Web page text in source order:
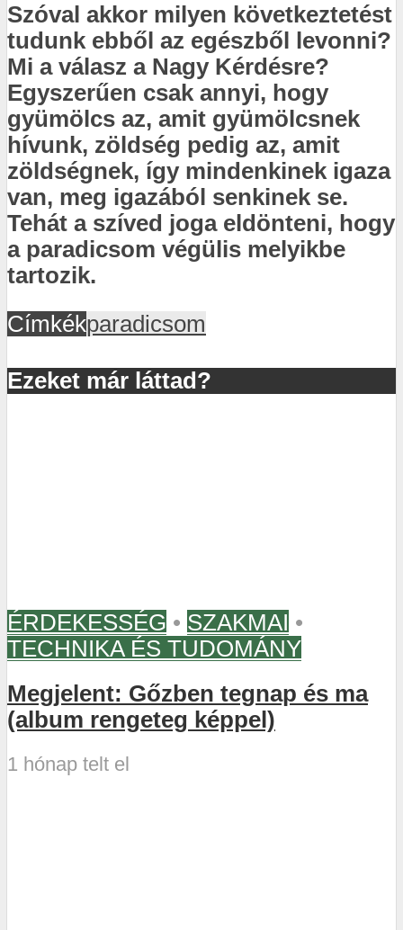
Szóval akkor milyen következtetést
tudunk ebből az egészből levonni?
Mi a válasz a Nagy Kérdésre?
Egyszerűen csak annyi, hogy
gyümölcs az, amit gyümölcsnek
hívunk, zöldség pedig az, amit
zöldségnek, így mindenkinek igaza
van, meg igazából senkinek se.
Tehát a szíved joga eldönteni, hogy
a paradicsom végülis melyikbe
tartozik.
Címkékparadicsom
Ezeket már láttad?
ÉRDEKESSÉG • SZAKMAI •
TECHNIKA ÉS TUDOMÁNY
Megjelent: Gőzben tegnap és ma
(album rengeteg képpel)
1 hónap telt el